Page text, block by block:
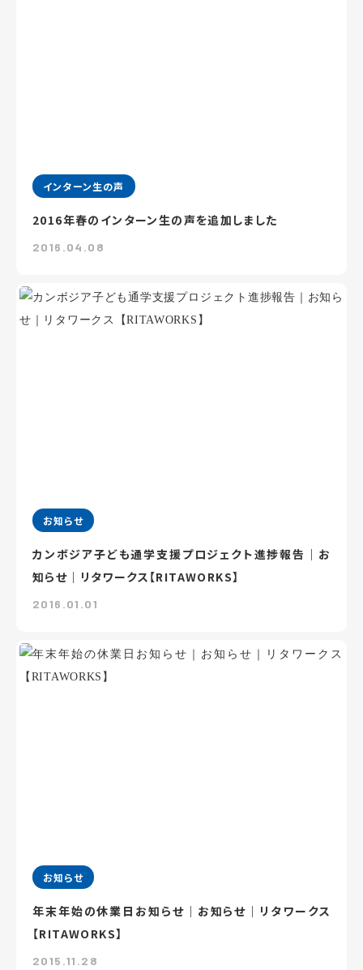
インターン生の声
2016年春のインターン生の声を追加しました
2016.04.08
お知らせ
カンボジア子ども通学支援プロジェクト進捗報告｜お
知らせ｜リタワークス【RITAWORKS】
2016.01.01
お知らせ
年末年始の休業日お知らせ｜お知らせ｜リタワークス
【RITAWORKS】
2015.11.28